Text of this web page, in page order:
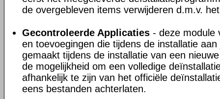
de overgebleven items verwijderen d.m.v.
Gecontroleerde Applicaties - deze module
en toevoegingen die tijdens de installatie
gemaakt tijdens de installatie van een
de mogelijkheid om een volledige
afhankelijk te zijn van het officiële
eens bestanden achterlaten.